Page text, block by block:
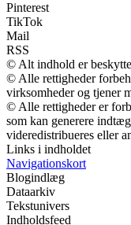
Pinterest
TikTok
Mail
RSS
© Alt indhold er
© Alle rettigheder
virksomheder og tjener
© Alle rettigheder er
som kan generere
videredistribueres eller
Links i indholdet
Navigationskort
Blogindlæg
Dataarkiv
Tekstunivers
Indholdsfeed